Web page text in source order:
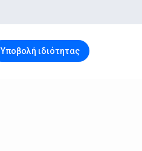
Υποβολή ιδιότητας